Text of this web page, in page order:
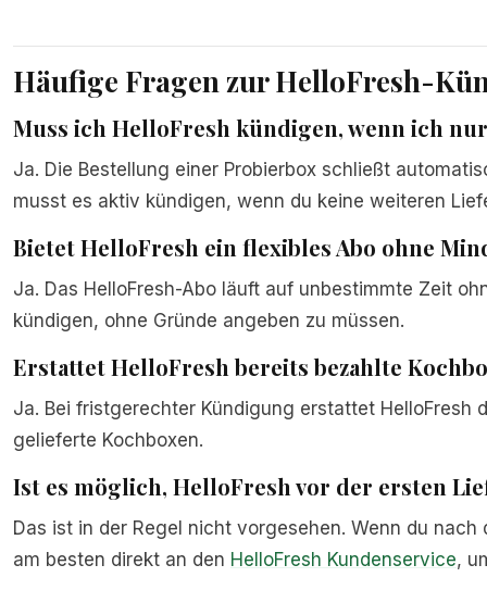
Häufige Fragen zur HelloFresh-
Muss ich HelloFresh kündigen, wenn ich
Ja. Die Bestellung einer Probierbox schließt
musst es aktiv kündigen, wenn du keine weiteren
Bietet HelloFresh ein flexibles Abo ohne
Ja. Das HelloFresh-Abo läuft auf unbestimmte Zeit
kündigen, ohne Gründe angeben zu müssen.
Erstattet HelloFresh bereits bezahlte
Ja. Bei fristgerechter Kündigung erstattet
gelieferte Kochboxen.
Ist es möglich, HelloFresh vor der ersten
Das ist in der Regel nicht vorgesehen. Wenn du
am besten direkt an den HelloFresh Kundenservice,